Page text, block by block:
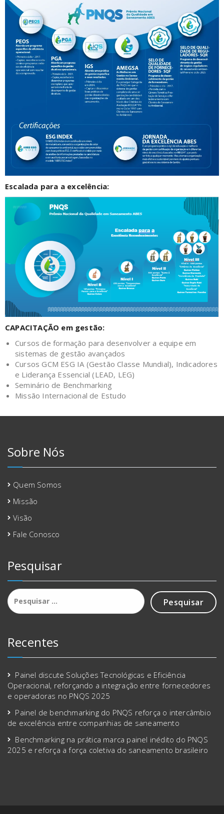
Escalada para a excelência:
CAPACITAÇÃO em gestão:
Cursos de formação para desenvolver a equipe em
sistemas de gestão avançados
Cursos GCM ESG IA (Gestão Classe Mundial), Indicadores
e Liderança Essencial (LEAD, LEG)
Seminário de Benchmarking
Missão Internacional de Estudo
Sobre Nós
Quem Somos
Missão
Visão
Fale Conosco
Pesquisar
Recentes
Painel discute Soluções Tecnológicas e Eficiência
Operacional, reforçando a integração entre fornecedores
e operadoras no PNQS 2025
Painel de benchmarking do PNQS reforça o intercâmbio
de excelência entre companhias de saneamento
Benchmarking na prática marca painel inédito do PNQS
2025 e reforça a força coletiva do saneamento brasileiro